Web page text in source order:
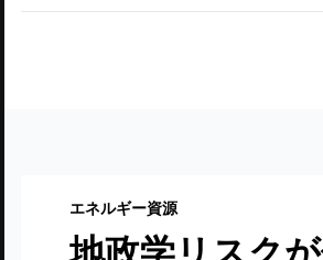
エネルギー資源